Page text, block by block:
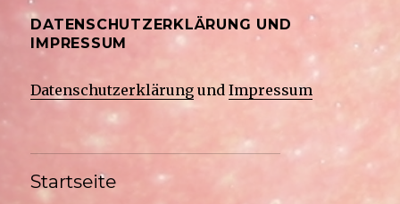
DATENSCHUTZERKLÄRUNG UND
IMPRESSUM
Datenschutzerklärung undImpressum
Startseite